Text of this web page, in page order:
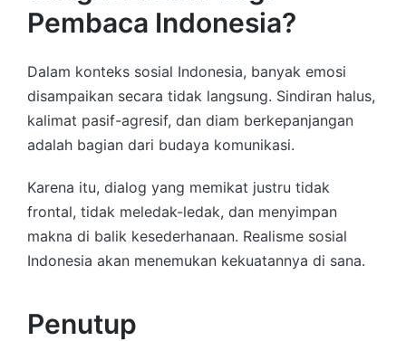
Pembaca Indonesia?
Dalam konteks sosial Indonesia, banyak emosi
disampaikan secara tidak langsung. Sindiran halus,
kalimat pasif-agresif, dan diam berkepanjangan
adalah bagian dari budaya komunikasi.
Karena itu, dialog yang memikat justru tidak
frontal, tidak meledak-ledak, dan menyimpan
makna di balik kesederhanaan. Realisme sosial
Indonesia akan menemukan kekuatannya di sana.
Penutup